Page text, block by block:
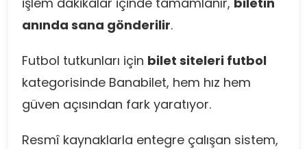
anında sana gönderilir.
Futbol tutkunları için bilet siteleri futbol
kategorisinde Banabilet, hem hız hem
güven açısından fark yaratıyor.
Resmî kaynaklarla entegre çalışan sistem,